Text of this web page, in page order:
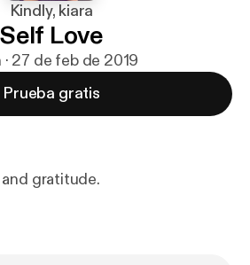
Kindly, kiara
Self Love
· 27 de feb de 2019
Prueba gratis
gratitude.